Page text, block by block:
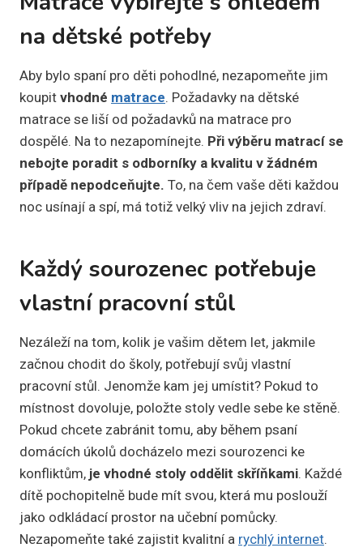
na dětské potřeby
Aby bylo spaní pro děti pohodlné, nezapomeňte jim
koupit vhodné matrace. Požadavky na dětské
matrace se liší od požadavků na matrace pro
dospělé. Na to nezapomínejte. Při výběru matrací se
nebojte poradit s odborníky a kvalitu v žádném
případě nepodceňujte. To, na čem vaše děti každou
noc usínají a spí, má totiž velký vliv na jejich zdraví.
Každý sourozenec potřebuje
vlastní pracovní stůl
Nezáleží na tom, kolik je vašim dětem let, jakmile
začnou chodit do školy, potřebují svůj vlastní
pracovní stůl. Jenomže kam jej umístit? Pokud to
místnost dovoluje, položte stoly vedle sebe ke stěně.
Pokud chcete zabránit tomu, aby během psaní
domácích úkolů docházelo mezi sourozenci ke
konfliktům, je vhodné stoly oddělit skříňkami. Každé
dítě pochopitelně bude mít svou, která mu poslouží
jako odkládací prostor na učební pomůcky.
Nezapomeňte také zajistit kvalitní a rychlý internet.